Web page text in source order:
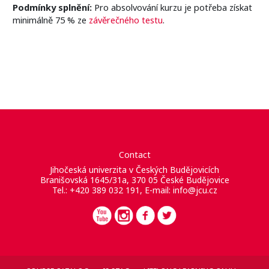
Podmínky splnění: Pro absolvování kurzu je potřeba získat
minimálně 75 % ze závěrečného testu.
Contact
Jihočeská univerzita v Českých Budějovicích
Branišovská 1645/31a, 370 05 České Budějovice
Tel.: +420 389 032 191, E-mail: info@jcu.cz